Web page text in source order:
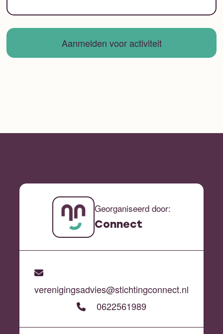
Aanmelden voor activiteit
Georganiseerd door:
Connect
verenigingsadvies@stichtingconnect.nl
0622561989